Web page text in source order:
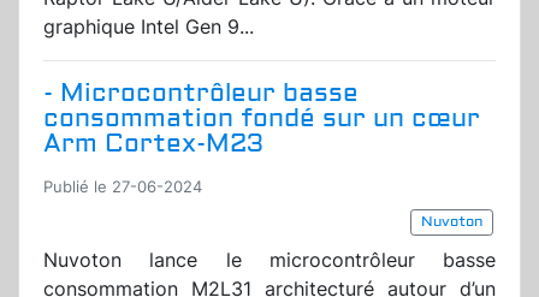
graphique Intel Gen 9...
- Microcontrôleur basse
consommation fondé sur un cœur
Arm Cortex-M23
Publié le 27-06-2024
Nuvoton
Nuvoton lance le microcontrôleur basse
consommation M2L31 architecturé autour d’un